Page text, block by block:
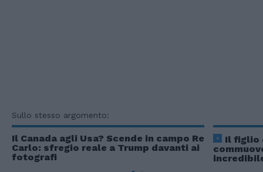
Sullo stesso argomento:
Il Canada agli Usa? Scende in campo Re
Carlo: sfregio reale a Trump davanti ai
fotografi
Il figlio